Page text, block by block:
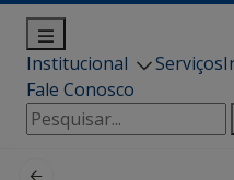
Institucional Serviços
Fale Conosco
Pesquisar
por: